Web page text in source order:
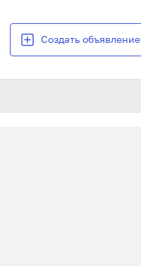
Создать объявление